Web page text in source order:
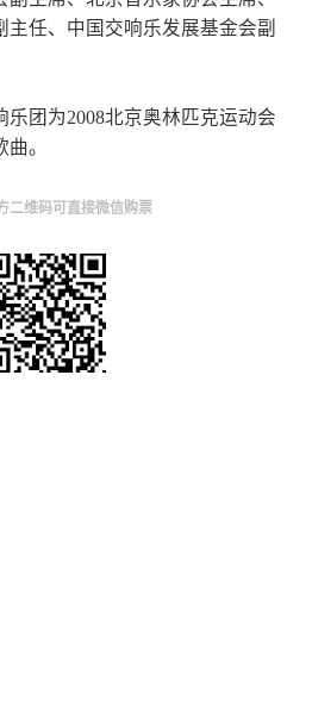
主任、中国交响乐发展基金会副
乐团为2008北京奥林匹克运动会
。
二维码可直接微信购票